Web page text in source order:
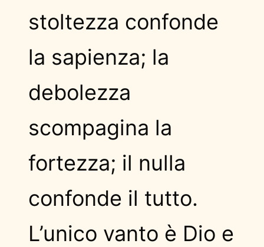
stoltezza confonde
la sapienza; la
debolezza
scompagina la
fortezza; il nulla
confonde il tutto.
L’unico vanto è Dio e